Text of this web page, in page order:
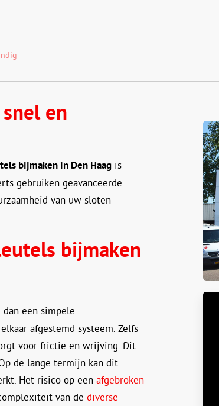
en
bijmaken in Den Haag is
gebruiken geavanceerde
van uw sloten
bijmaken
een simpele
afgestemd systeem. Zelfs
voor frictie en wrijving. Dit
de lange termijn kan dit
Het risico op een afgebroken
van de diverse